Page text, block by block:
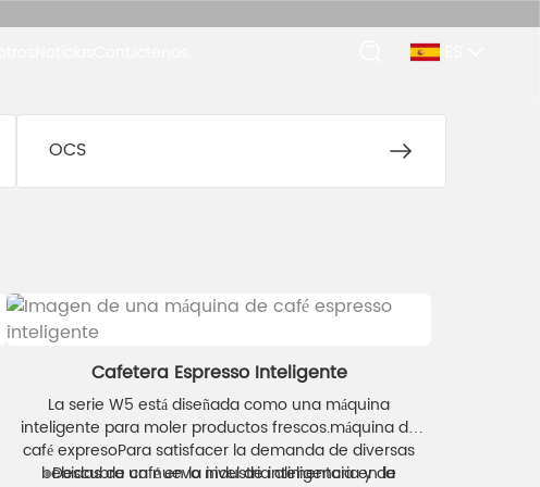
OCS
Cafetera Espresso Inteligente
La serie W5 está diseñada como una máquina
inteligente para moler productos frescos.máquina de
café expresoPara satisfacer la demanda de diversas
bebidas de café en la industria alimentaria y de
●Descubra un nuevo nivel de inteligencia en la